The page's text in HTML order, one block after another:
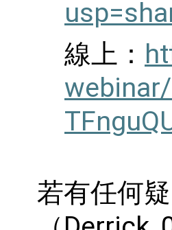
線上：
若有任何